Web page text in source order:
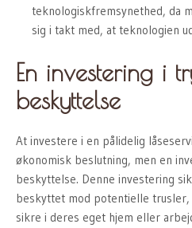
teknologiskfremsynethed, da
sig i takt med, at teknologien
En investering i
beskyttelse
At investere i en pålidelig
økonomisk beslutning, men en
beskyttelse. Denne investering
beskyttet mod potentielle
sikre i deres eget hjem eller